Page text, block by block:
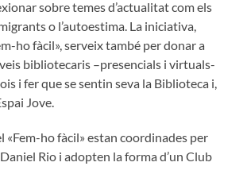
sobre temes d’actualitat com els
o l’autoestima. La iniciativa,
ho fàcil», serveix també per donar a
bibliotecaris –presencials i virtuals-
i fer que se sentin seva la Biblioteca i,
Jove.
«Fem-ho fàcil» estan coordinades per
Rio i adopten la forma d’un Club